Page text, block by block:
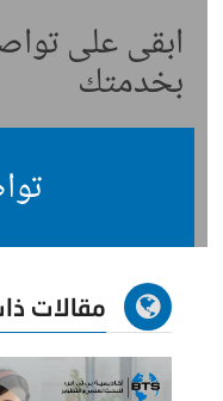
ابقى على
بخدمتك
مقالات